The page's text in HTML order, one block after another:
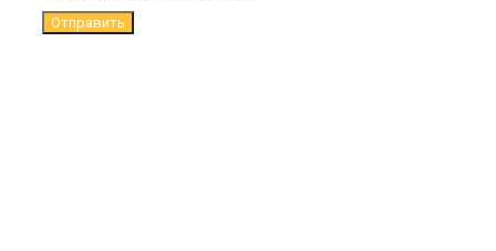
Отправить